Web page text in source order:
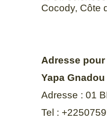
Cocody, Côte
Adresse
Yapa
Adresse : 01
Tel :